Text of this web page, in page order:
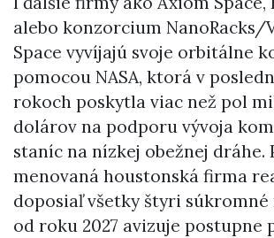
alebo konzorcium NanoRacks/
Space vyvíjajú svoje orbitálne
pomocou NASA, ktorá v
rokoch poskytla viac než pol
dolárov na podporu vývoja
staníc na nízkej obežnej dráhe.
menovaná houstonská firma
doposiaľ všetky štyri súkromné
od roku 2027 avizuje postupne